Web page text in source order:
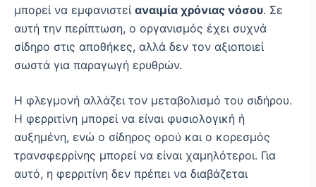
μπορεί να εμφανιστεί αναιμία χρόνιας νόσου. Σε
αυτή την περίπτωση, ο οργανισμός έχει συχνά
σίδηρο στις αποθήκες, αλλά δεν τον αξιοποιεί
σωστά για παραγωγή ερυθρών.
Η φλεγμονή αλλάζει τον μεταβολισμό του σιδήρου.
Η φερριτίνη μπορεί να είναι φυσιολογική ή
αυξημένη, ενώ ο σίδηρος ορού και ο κορεσμός
τρανσφερρίνης μπορεί να είναι χαμηλότεροι. Για
αυτό, η φερριτίνη δεν πρέπει να διαβάζεται